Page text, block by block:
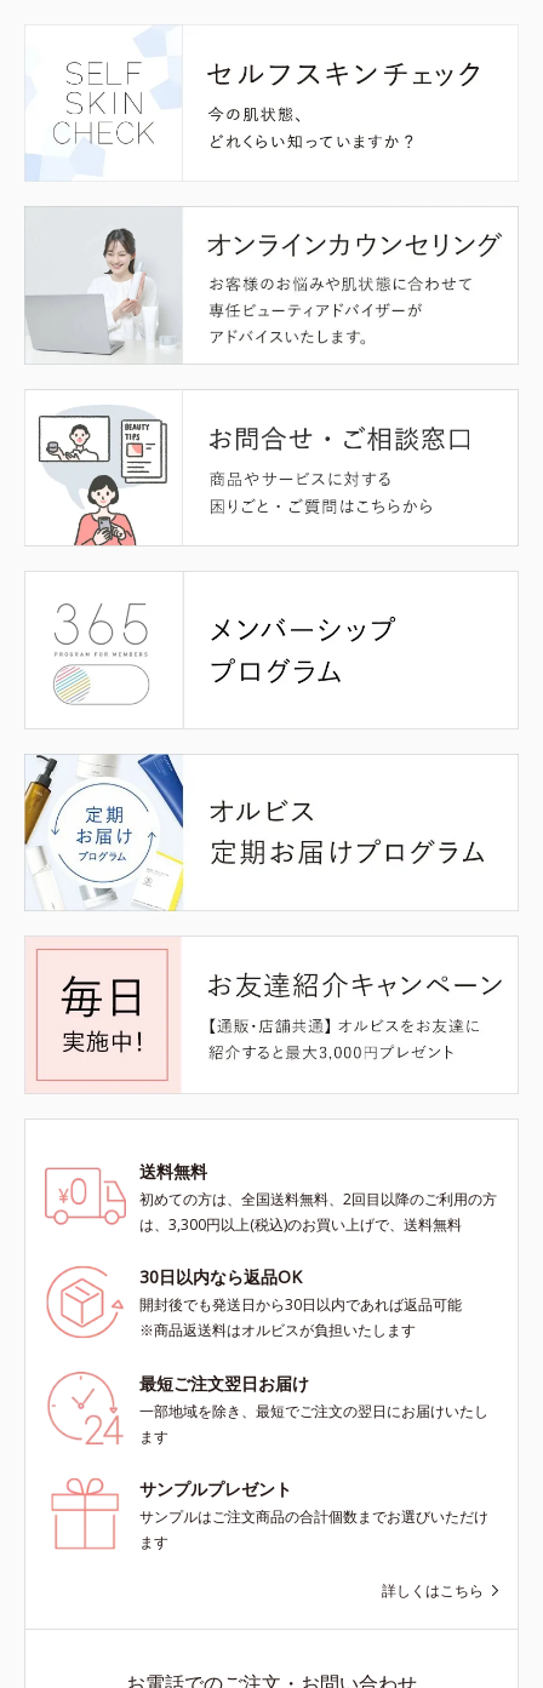
送料無料
初めての方は、全国送料無料、2回目以降のご利用の方
は、3,300円以上(税込)のお買い上げで、送料無料
30日以内なら返品OK
開封後でも発送日から30日以内であれば返品可能
※商品返送料はオルビスが負担いたします
最短ご注文翌日お届け
一部地域を除き、最短でご注文の翌日にお届けいたし
ます
サンプルプレゼント
サンプルはご注文商品の合計個数までお選びいただけ
ます
詳しくはこちら